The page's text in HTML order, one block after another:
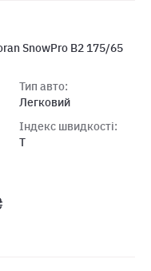
SnowPro B2 175/65
Тип авто:
Легковий
Індекс швидкості:
T